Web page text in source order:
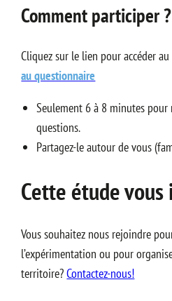
Comment participer ?
Cliquez sur le lien pour accéder
au questionnaire
Seulement 6 à 8 minutes pour
questions.
Partagez-le autour de vous
Cette étude vous
Vous souhaitez nous rejoindre
l’expérimentation ou pour
territoire?Contactez-nous!